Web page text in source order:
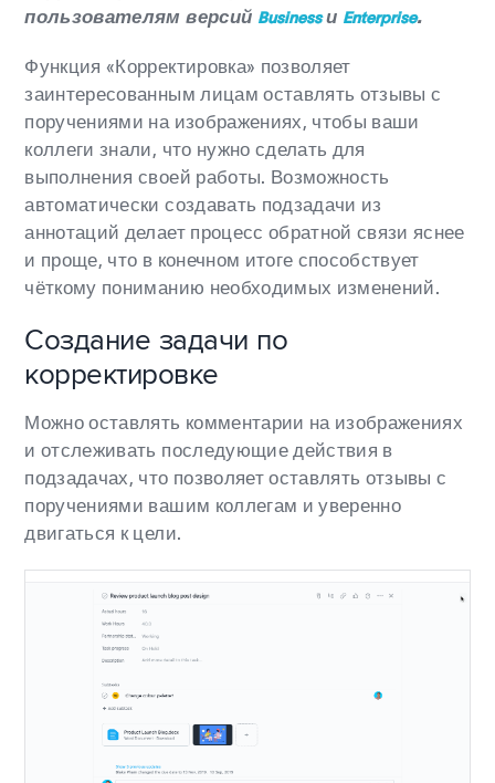
пользователям версий Businessи Enterprise.
Функция «Корректировка» позволяет
заинтересованным лицам оставлять отзывы с
поручениями на изображениях, чтобы ваши
коллеги знали, что нужно сделать для
выполнения своей работы. Возможность
автоматически создавать подзадачи из
аннотаций делает процесс обратной связи яснее
и проще, что в конечном итоге способствует
чёткому пониманию необходимых изменений.
Создание задачи по
корректировке
Можно оставлять комментарии на изображениях
и отслеживать последующие действия в
подзадачах, что позволяет оставлять отзывы с
поручениями вашим коллегам и уверенно
двигаться к цели.